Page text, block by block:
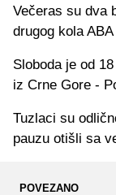
Večeras su dva
drugog kola
Sloboda je od
iz Crne Gore -
Tuzlaci su
pauzu otišli sa
POVEZANO